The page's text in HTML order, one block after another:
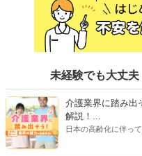
未経験でも大丈
介護業界に踏み出
解説！...
日本の高齢化に伴っ